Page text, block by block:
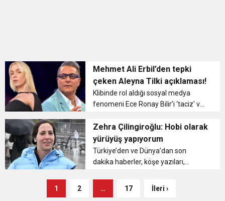
Mehmet Ali Erbil’den tepki
çeken Aleyna Tilki açıklaması!
Klibinde rol aldığı sosyal medya
fenomeni Ece Ronay Bilir’i ‘taciz’ ve
13 bin 100 TL adli para cezası ile 4
ay 15 gün hapis cezas...
Zehra Çilingiroğlu: Hobi olarak
yürüyüş yapıyorum
Türkiye’den ve Dünya’dan son
dakika haberler, köşe yazıları,
seyahate bütün konuların tek adresi
1 2 … 17 İleri ›